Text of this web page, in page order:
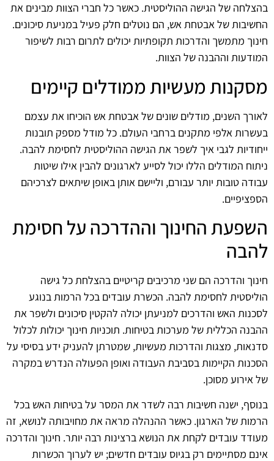
בהצלחה של הגישה ההוליסטית. כאשר כל חברי הצוות מבינים את
החשיבות של אבטחת אש, הם נוטלים חלק פעיל במניעת סיכונים.
חינוך מתמשך והדרכות תקופתיות יכולים לתרום רבות לשיפור
המודעות וההבנה של הצוות.
מסקנות מעשיות ממודלים קיימים
לאורך השנים, מודלים שונים של אבטחת אש הוכיחו את עצמם
בעשרות אלפי מתקנים ברחבי העולם. כל מודל מספק תובנות
ייחודיות לגבי איך לשפר את הגישה ההוליסטית לחסימת להבה.
ניתוח המודלים הללו יכול לסייע לארגונים להבין אילו שיטות
עבודה טובות יותר עבורם, וליישם אותן באופן שיתאים לצרכיהם
הספציפיים.
השפעת החינוך וההדרכה על חסימת
להבה
חינוך והדרכה הם שני מרכיבים קריטיים בהצלחת כל גישה
הוליסטית לחסימת להבה. הכשרת עובדים בכל הרמות בנוגע
לסכנות האש והדרכים למניעתן יכולה להקטין סיכונים ולשפר את
ההבנה הכללית של מערכות בטיחות. תוכניות חינוך יכולות לכלול
סדנאות, מצגות והדרכות מעשיות, שמטרתן להעניק ידע בסיסי על
הסכנות הקיימות בסביבת העבודה ואופן הפעולה הנדרש במקרה
של אירוע מסוכן.
בנוסף, ישנה חשיבות רבה לשדר את המסר על בטיחות האש בכל
הרמות של הארגון. כאשר ההנהלה מראה את מחויבותה לנושא, זה
מעודד עובדים לקחת את הנושא ברצינות רבה יותר. חינוך והדרכה
אינם מסתיימים רק בגיוס עובדים חדשים; יש לערוך הכשרות